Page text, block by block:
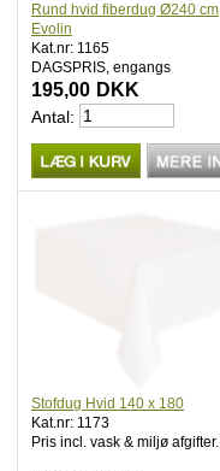
Rund hvid fiberdug Ø240 cm
Evolin
Kat.nr: 1165
DAGSPRIS, engangs
195,00 DKK
Antal:
Stofdug Hvid 140 x 180
Kat.nr: 1173
Pris incl. vask & miljø afgifter.